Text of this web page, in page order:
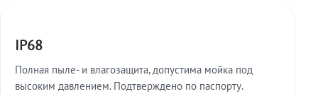
IP68
Полная пыле- и влагозащита, допустима мойка под
высоким давлением. Подтверждено по паспорту.